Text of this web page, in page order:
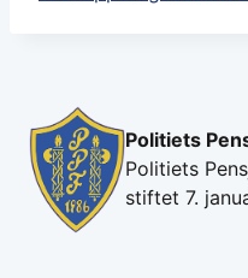
Politiets
Politiets
stiftet 7.